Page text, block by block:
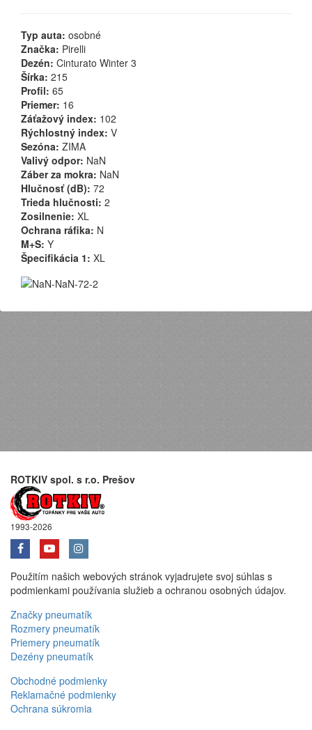
Typ auta: osobné
Značka: Pirelli
Dezén: Cinturato Winter 3
Šírka: 215
Profil: 65
Priemer: 16
Záťažový index: 102
Rýchlostný index: V
Sezóna: ZIMA
Valivý odpor: NaN
Záber za mokra: NaN
Hlučnosť (dB): 72
Trieda hlučnosti: 2
Zosilnenie: XL
Ochrana ráfika: N
M+S: Y
Špecifikácia 1: XL
ROTKIV spol. s r.o. Prešov
1993-2026
Použitím našich webových stránok vyjadrujete svoj súhlas s
podmienkami používania služieb a ochranou osobných údajov.
Značky pneumatík
Rozmery pneumatík
Priemery pneumatík
Dezény pneumatík
Obchodné podmienky
Reklamačné podmienky
Ochrana súkromia